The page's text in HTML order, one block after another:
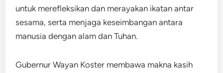
untuk merefleksikan dan merayakan ikatan antar
sesama, serta menjaga keseimbangan antara
manusia dengan alam dan Tuhan.
Gubernur Wayan Koster membawa makna kasih